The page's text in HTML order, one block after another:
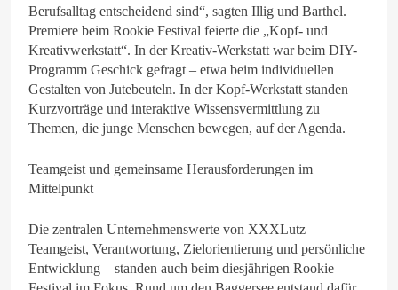
Berufsalltag entscheidend sind“, sagten Illig und Barthel.
Premiere beim Rookie Festival feierte die „Kopf- und
Kreativwerkstatt“. In der Kreativ-Werkstatt war beim DIY-
Programm Geschick gefragt – etwa beim individuellen
Gestalten von Jutebeuteln. In der Kopf-Werkstatt standen
Kurzvorträge und interaktive Wissensvermittlung zu
Themen, die junge Menschen bewegen, auf der Agenda.
Teamgeist und gemeinsame Herausforderungen im
Mittelpunkt
Die zentralen Unternehmenswerte von XXXLutz –
Teamgeist, Verantwortung, Zielorientierung und persönliche
Entwicklung – standen auch beim diesjährigen Rookie